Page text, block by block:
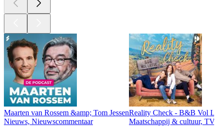
Maarten van Rossem &amp; Tom Jessen
Nieuws, Nieuwscommentaar
Reality Check - B&B Vol
Maatschappij & cultuur,